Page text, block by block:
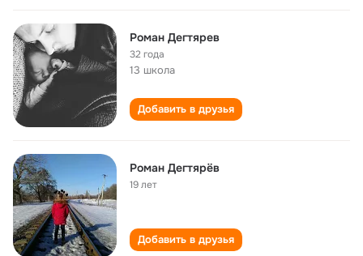
Роман Дегтярев
32 года
13 школа
Добавить в друзья
Роман Дегтярёв
19 лет
Добавить в друзья